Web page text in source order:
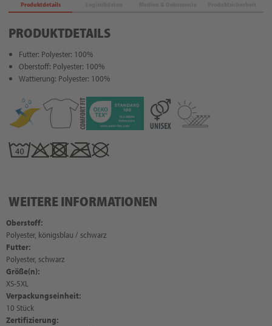
Produktdetails
PRODUKTDETAILS
Futter: Polyester: 100%
Oberstoff: Polyester: 100%
Wattierung: Polyester: 100%
WEITERE INFORMATIONEN
Oberstoff:
Polyester, königsblau / schwarz
Futter:
Polyester, schwarz
Größe(n):
XS-5XL
Verpackungseinheit:
10 Stück
Zertifizierung: